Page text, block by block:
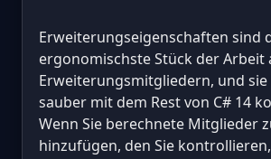
Erweiterungseigenschaften sind
ergonomischste Stück der Arbeit
Erweiterungsmitgliedern, und sie
sauber mit dem Rest von C# 14
Wenn Sie berechnete Mitglieder
hinzufügen, den Sie